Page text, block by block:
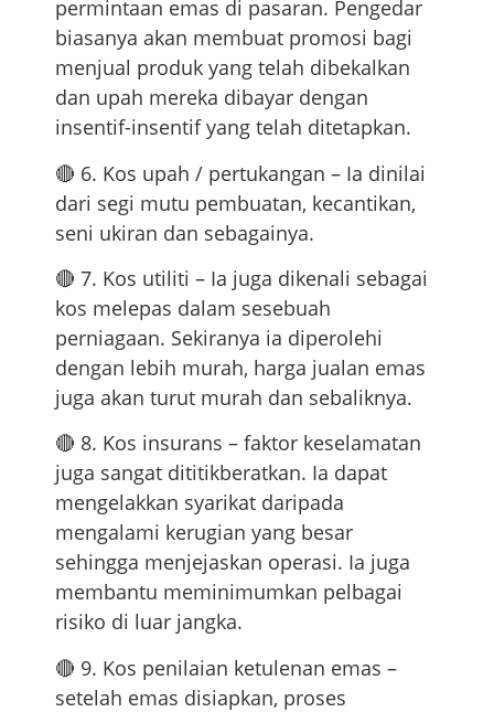
permintaan emas di pasaran. Pengedar
biasanya akan membuat promosi bagi
menjual produk yang telah dibekalkan
dan upah mereka dibayar dengan
insentif-insentif yang telah ditetapkan.
🔴 6. Kos upah / pertukangan – Ia dinilai
dari segi mutu pembuatan, kecantikan,
seni ukiran dan sebagainya.
🔴 7. Kos utiliti – Ia juga dikenali sebagai
kos melepas dalam sesebuah
perniagaan. Sekiranya ia diperolehi
dengan lebih murah, harga jualan emas
juga akan turut murah dan sebaliknya.
🔴 8. Kos insurans – faktor keselamatan
juga sangat dititikberatkan. Ia dapat
mengelakkan syarikat daripada
mengalami kerugian yang besar
sehingga menjejaskan operasi. Ia juga
membantu meminimumkan pelbagai
risiko di luar jangka.
🔴 9. Kos penilaian ketulenan emas –
setelah emas disiapkan, proses